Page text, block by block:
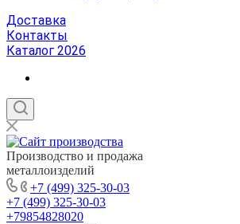
Доставка
Контакты
Каталог 2026
Производство и продажа
металлоизделий
+7 (499) 325-30-03
+7 (499) 325-30-03
+79854828020